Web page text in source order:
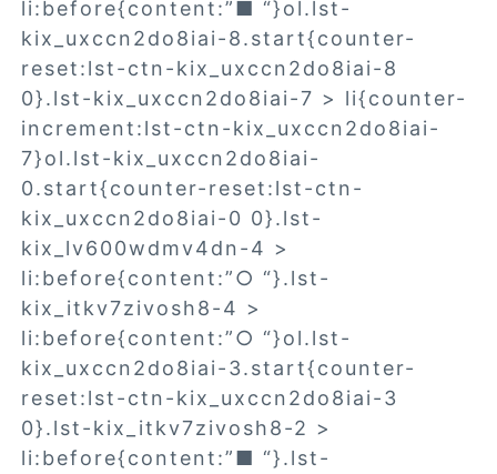
li:before{content:”■ “}ol.lst-
kix_uxccn2do8iai-8.start{counter-
reset:lst-ctn-kix_uxccn2do8iai-8
0}.lst-kix_uxccn2do8iai-7 > li{counter-
increment:lst-ctn-kix_uxccn2do8iai-
7}ol.lst-kix_uxccn2do8iai-
0.start{counter-reset:lst-ctn-
kix_uxccn2do8iai-0 0}.lst-
kix_lv600wdmv4dn-4 >
li:before{content:”○ “}.lst-
kix_itkv7zivosh8-4 >
li:before{content:”○ “}ol.lst-
kix_uxccn2do8iai-3.start{counter-
reset:lst-ctn-kix_uxccn2do8iai-3
0}.lst-kix_itkv7zivosh8-2 >
li:before{content:”■ “}.lst-